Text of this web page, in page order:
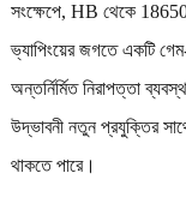
সংক্ষেপে, HB থেকে 18650
ভ্যাপিংয়ের জগতে একটি
অন্তর্নির্মিত নিরাপত্তা
উদ্ভাবনী নতুন প্রযুক্তির
থাকতে পারে।